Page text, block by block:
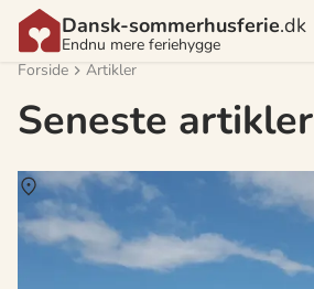
Dansk-sommerhusferie.dk
Endnu mere feriehygge
Forside
Artikler
Seneste artikler
OmHelsingør